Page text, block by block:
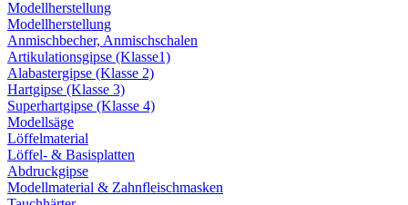
Modellherstellung
Modellherstellung
Anmischbecher, Anmischschalen
Artikulationsgipse (Klasse1)
Alabastergipse (Klasse 2)
Hartgipse (Klasse 3)
Superhartgipse (Klasse 4)
Modellsäge
Löffelmaterial
Löffel- & Basisplatten
Abdruckgipse
Modellmaterial & Zahnfleischmasken